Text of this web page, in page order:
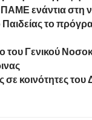
ενάντια στη
το
του Γενικού
σε κοινότητες